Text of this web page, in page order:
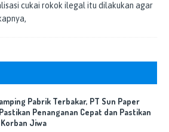
cukai rokok ilegal itu dilakukan agar
Pabrik Terbakar, PT Sun Paper
Penanganan Cepat dan Pastikan
Korban Jiwa